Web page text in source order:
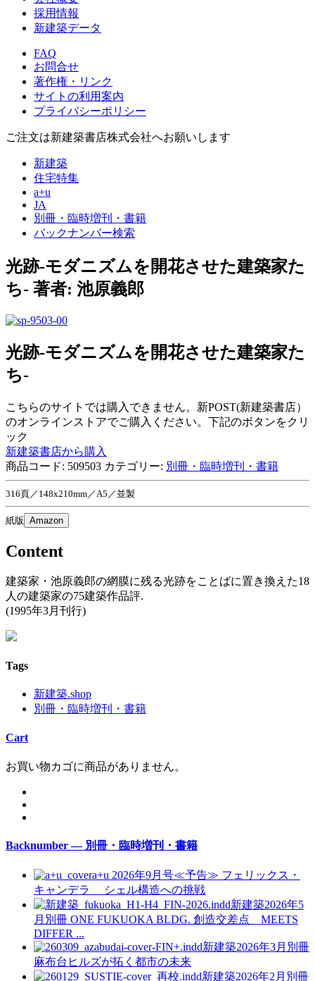
採用情報
新建築データ
FAQ
お問合せ
著作権・リンク
サイトの利用案内
プライバシーポリシー
ご注文は新建築書店株式会社へお願いします
新建築
住宅特集
a+u
JA
別冊・臨時増刊・書籍
バックナンバー検索
光跡-モダニズムを開花させた建築家た
ち- 著者: 池原義郎
光跡-モダニズムを開花させた建築家た
ち-
こちらのサイトでは購入できません。新POST(新建築書店）
のオンラインストアでご購入ください。下記のボタンをクリ
ック
新建築書店から購入
商品コード: 509503 カテゴリー: 別冊・臨時増刊・書籍
316頁／148x210mm／A5／並製
紙版 Amazon
Content
建築家・池原義郎の網膜に残る光跡をことばに置き換えた18
人の建築家の75建築作品評.
(1995年3月刊行)
Tags
新建築.shop
別冊・臨時増刊・書籍
Cart
お買い物カゴに商品がありません。
Backnumber — 別冊・臨時増刊・書籍
a+u 2026年9月号≪予告≫ フェリックス・
キャンデラ シェル構造への挑戦
新建築2026年5
月別冊 ONE FUKUOKA BLDG. 創造交差点 MEETS
DIFFER ...
新建築2026年3月別冊
麻布台ヒルズが拓く都市の未来
新建築2026年2月別冊